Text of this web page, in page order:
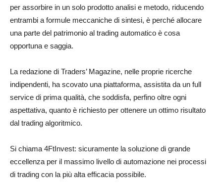
per assorbire in un solo prodotto analisi e metodo, riducendo
entrambi a formule meccaniche di sintesi, è perché allocare
una parte del patrimonio al trading automatico è cosa
opportuna e saggia.
La redazione di Traders’ Magazine, nelle proprie ricerche
indipendenti, ha scovato una piattaforma, assistita da un full
service di prima qualità, che soddisfa, perfino oltre ogni
aspettativa, quanto è richiesto per ottenere un ottimo risultato
dal trading algoritmico.
Si chiama 4FtInvest: sicuramente la soluzione di grande
eccellenza per il massimo livello di automazione nei processi
di trading con la più alta efficacia possibile.